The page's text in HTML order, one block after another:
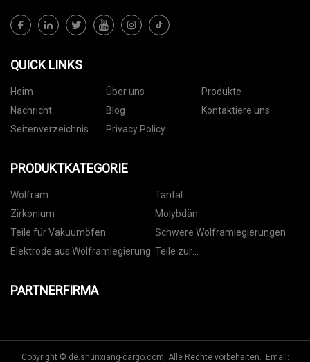
QUICK LINKS
Heim Über uns
Produkte
Nachricht
Blog
Kontaktiere uns
Seitenverzeichnis
Privacy Policy
PRODUKTKATEGORIE
Wolfram
Tantal
Zirkonium
Molybdän
Teile für Vakuumöfen
Schwere Wolframlegierungen
Elektrode aus Wolframlegierung Teile zur
PARTNERFIRMA
Copyright © de.shunxiang-cargo.com, Alle Rechte vorbehalten. Email: